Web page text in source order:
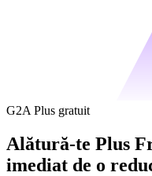
G2A Plus gratuit
Alătură-te Plus
imediat de o